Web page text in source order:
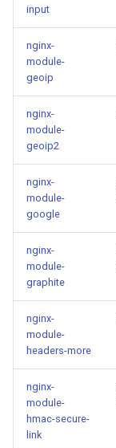
redis
repl
reqargs
requests
router
rsa
scrypt
session
shell
signal
input
nginx-
module-
geoip
nginx-
module-
geoip2
nginx-
module-
google
nginx-
module-
graphite
nginx-
module-
headers-more
nginx-
module-
hmac-secure-
link